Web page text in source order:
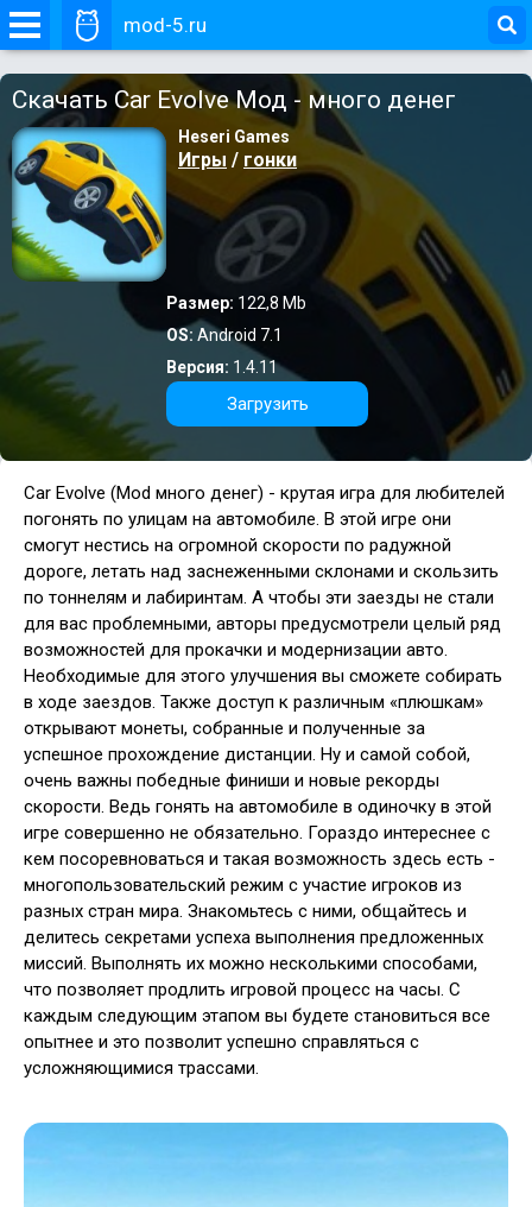
mod-5.ru
Скачать Car Evolve Мод - много денег
Heseri Games
Игры / гонки
Размер: 122,8 Mb
OS: Android 7.1
Версия: 1.4.11
Загрузить
Car Evolve (Mod много денег) - крутая игра для любителей
погонять по улицам на автомобиле. В этой игре они
смогут нестись на огромной скорости по радужной
дороге, летать над заснеженными склонами и скользить
по тоннелям и лабиринтам. А чтобы эти заезды не стали
для вас проблемными, авторы предусмотрели целый ряд
возможностей для прокачки и модернизации авто.
Необходимые для этого улучшения вы сможете собирать
в ходе заездов. Также доступ к различным «плюшкам»
открывают монеты, собранные и полученные за
успешное прохождение дистанции. Ну и самой собой,
очень важны победные финиши и новые рекорды
скорости. Ведь гонять на автомобиле в одиночку в этой
игре совершенно не обязательно. Гораздо интереснее с
кем посоревноваться и такая возможность здесь есть -
многопользовательский режим с участие игроков из
разных стран мира. Знакомьтесь с ними, общайтесь и
делитесь секретами успеха выполнения предложенных
миссий. Выполнять их можно несколькими способами,
что позволяет продлить игровой процесс на часы. С
каждым следующим этапом вы будете становиться все
опытнее и это позволит успешно справляться с
усложняющимися трассами.